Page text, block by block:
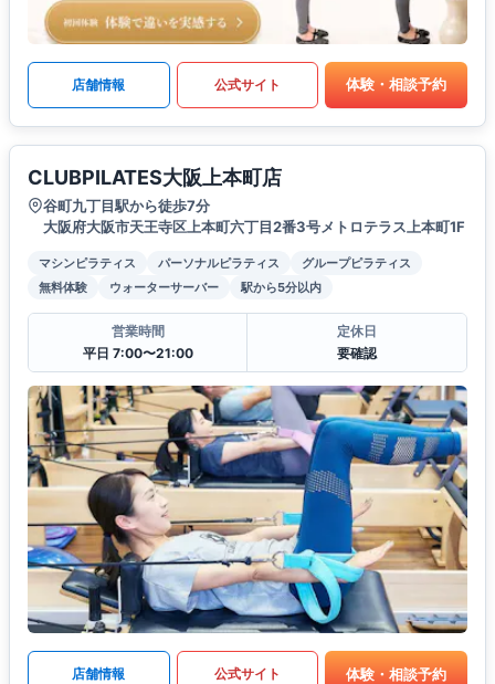
店舗情報 公式サイト 体験・相談予約
CLUBPILATES大阪上本町店
谷町九丁目駅から徒歩7分
大阪府大阪市天王寺区上本町六丁目2番3号メトロテラス上本町1F
マシンピラティス パーソナルピラティス
グループピラティス
無料体験
ウォーターサーバー 駅から5分以内
営業時間
平日 7:00〜21:00
定休日
要確認
店舗情報 公式サイト 体験・相談予約